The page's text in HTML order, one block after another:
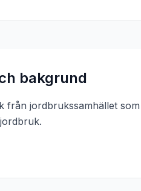
bakgrund
från jordbrukssamhället
jordbruk.